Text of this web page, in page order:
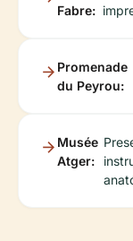
Fabre:
Promenade
du Peyrou:
Musée
Atger: